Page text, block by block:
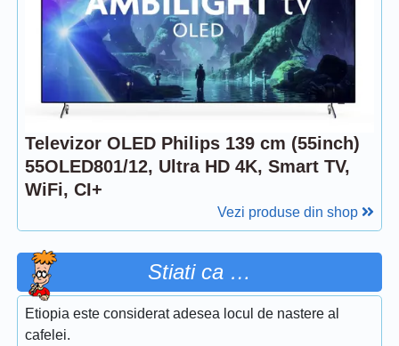
Televizor OLED Philips 139 cm (55inch)
55OLED801/12, Ultra HD 4K, Smart TV,
WiFi, CI+
Vezi produse din shop
Stiati ca …
Etiopia este considerat adesea locul de nastere al
cafelei.